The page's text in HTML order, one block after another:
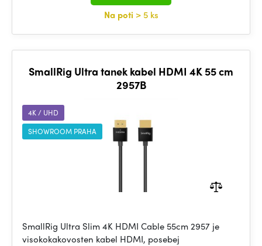
Na poti > 5 ks
SmallRig Ultra tanek kabel HDMI 4K 55 cm
2957B
4K / UHD
SHOWROOM PRAHA
SmallRig Ultra Slim 4K HDMI Cable 55cm 2957 je
visokokakovosten kabel HDMI, posebej